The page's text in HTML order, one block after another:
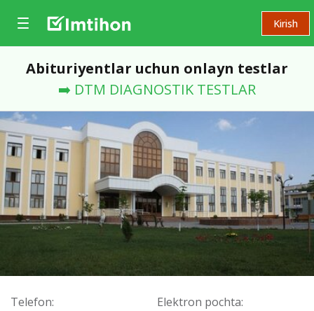
Kirish
Abituriyentlar uchun onlayn testlar
➡️ DTM DIAGNOSTIK TESTLAR
Telefon:
Elektron pochta: